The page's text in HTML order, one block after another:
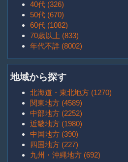
40代 (326)
50代 (670)
60代 (1082)
70歳以上 (833)
年代不詳 (8002)
地域から探す
北海道・東北地方 (1270)
関東地方 (4589)
中部地方 (2252)
近畿地方 (1980)
中国地方 (390)
四国地方 (227)
九州・沖縄地方 (692)